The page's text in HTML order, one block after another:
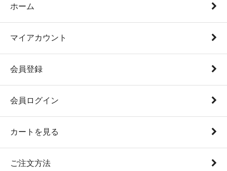
ホーム
マイアカウント
会員登録
会員ログイン
カートを見る
ご注文方法